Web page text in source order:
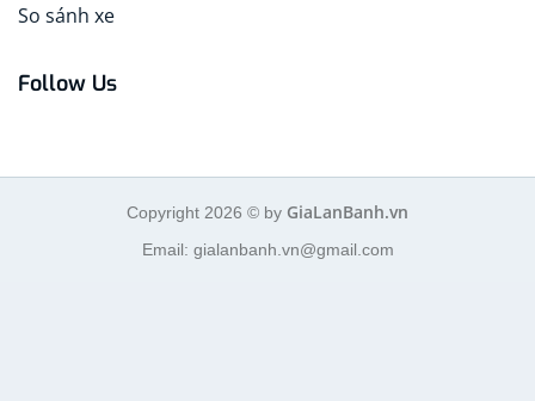
So sánh xe
Follow Us
Copyright 2026 © by GiaLanBanh.vn
Email: gialanbanh.vn@gmail.com